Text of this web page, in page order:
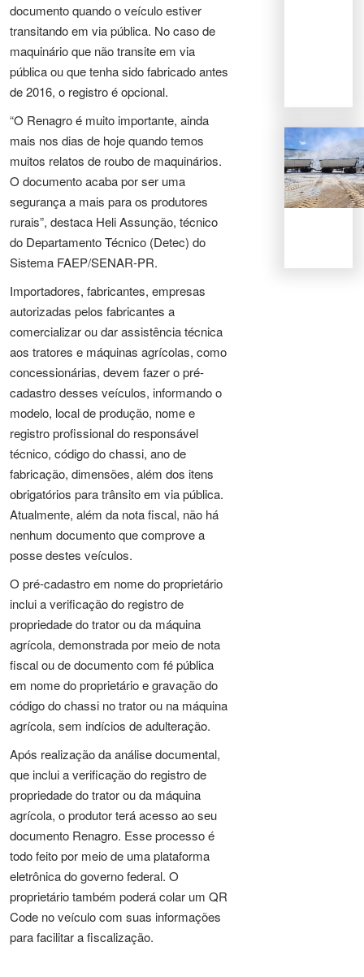
documento quando o veículo estiver
transitando em via pública. No caso de
maquinário que não transite em via
pública ou que tenha sido fabricado antes
de 2016, o registro é opcional.
“O Renagro é muito importante, ainda
mais nos dias de hoje quando temos
muitos relatos de roubo de maquinários.
O documento acaba por ser uma
segurança a mais para os produtores
rurais”, destaca Heli Assunção, técnico
do Departamento Técnico (Detec) do
Sistema FAEP/SENAR-PR.
Importadores, fabricantes, empresas
autorizadas pelos fabricantes a
comercializar ou dar assistência técnica
aos tratores e máquinas agrícolas, como
concessionárias, devem fazer o pré-
cadastro desses veículos, informando o
modelo, local de produção, nome e
registro profissional do responsável
técnico, código do chassi, ano de
fabricação, dimensões, além dos itens
obrigatórios para trânsito em via pública.
Atualmente, além da nota fiscal, não há
nenhum documento que comprove a
posse destes veículos.
O pré-cadastro em nome do proprietário
inclui a verificação do registro de
propriedade do trator ou da máquina
agrícola, demonstrada por meio de nota
fiscal ou de documento com fé pública
em nome do proprietário e gravação do
código do chassi no trator ou na máquina
agrícola, sem indícios de adulteração.
Após realização da análise documental,
que inclui a verificação do registro de
propriedade do trator ou da máquina
agrícola, o produtor terá acesso ao seu
documento Renagro. Esse processo é
todo feito por meio de uma plataforma
eletrônica do governo federal. O
proprietário também poderá colar um QR
Code no veículo com suas informações
para facilitar a fiscalização.